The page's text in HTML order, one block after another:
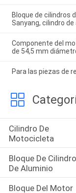
Bloque de cilindros
Sanyang, cilindro
Componente del
de 54,5 mm
Para las piezas de
Cilindro De
Motocicleta
Bloque De
De Aluminio
Bloque Del Motor